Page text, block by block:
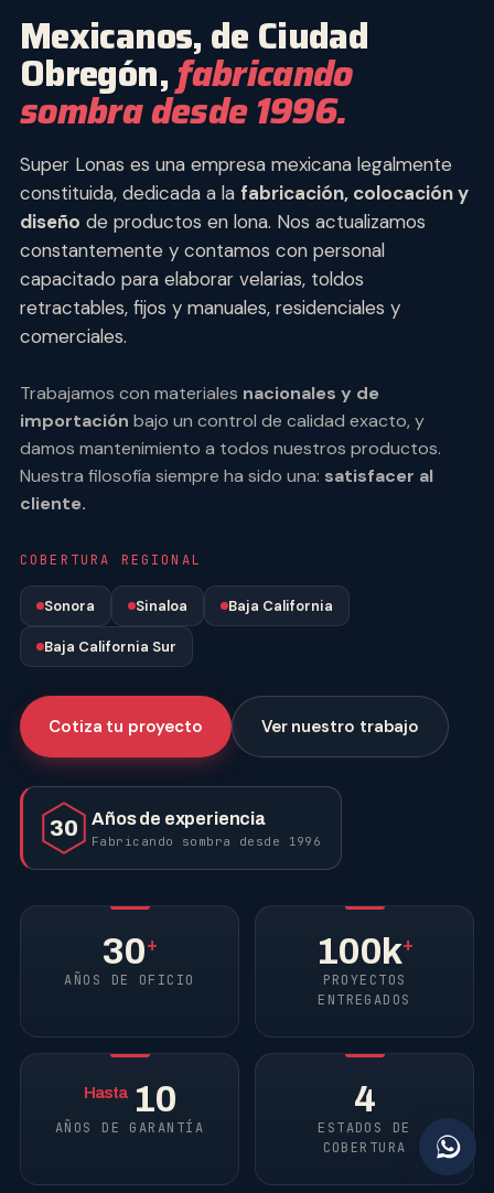
Mexicanos, de Ciudad
Obregón,fabricando
sombra desde 1996.
Super Lonas es una empresa mexicana legalmente
constituida, dedicada a la fabricación, colocación y
diseño de productos en lona. Nos actualizamos
constantemente y contamos con personal
capacitado para elaborar velarias, toldos
retractables, fijos y manuales, residenciales y
comerciales.
Trabajamos con materiales nacionales y de
importación bajo un control de calidad exacto, y
damos mantenimiento a todos nuestros productos.
Nuestra filosofía siempre ha sido una: satisfacer al
cliente.
COBERTURA REGIONAL
Sonora Sinaloa Baja California
Baja California Sur
Cotiza tu proyecto Ver nuestro trabajo
30 Años de experiencia
Fabricando sombra desde 1996
30+
AÑOS DE OFICIO
100k+
PROYECTOS
ENTREGADOS
Hasta 10
AÑOS DE GARANTÍA
4
ESTADOS DE
COBERTURA